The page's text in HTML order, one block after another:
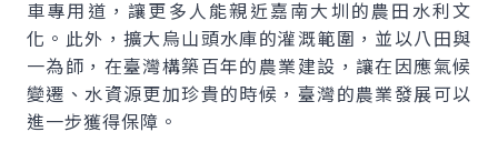
車專用道，讓更多人能親近嘉南大圳的農田水利文
化。此外，擴大烏山頭水庫的灌溉範圍，並以八田與
一為師，在臺灣構築百年的農業建設，讓在因應氣候
變遷、水資源更加珍貴的時候，臺灣的農業發展可以
進一步獲得保障。